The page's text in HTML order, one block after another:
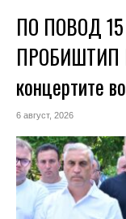
ПО ПОВОД
ПРОБИШТИП
концертите
6 август, 2026